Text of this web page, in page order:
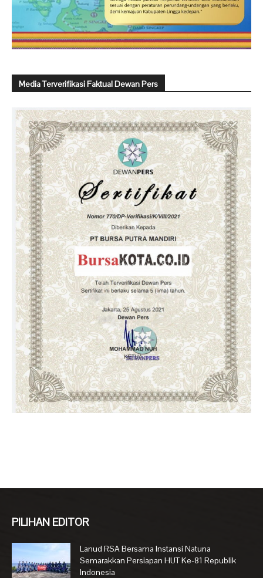
Media Terverifikasi Faktual Dewan Pers
PILIHAN EDITOR
Lanud RSA Bersama Instansi Natuna
Semarakkan Persiapan HUT Ke-81 Republik
Indonesia